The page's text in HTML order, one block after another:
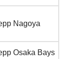
Nagoya
Osaka Bays